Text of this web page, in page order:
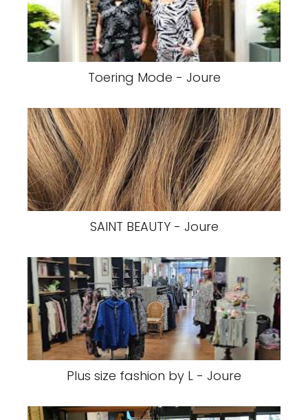
Toering Mode - Joure
SAINT BEAUTY - Joure
Plus size fashion by L - Joure